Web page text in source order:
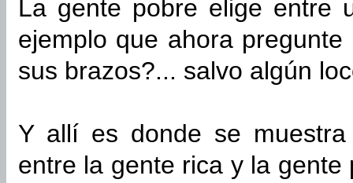
La gente pobre elige entre
ejemplo que ahora
sus brazos?... salvo algún
Y allí es donde se
entre la gente rica y la